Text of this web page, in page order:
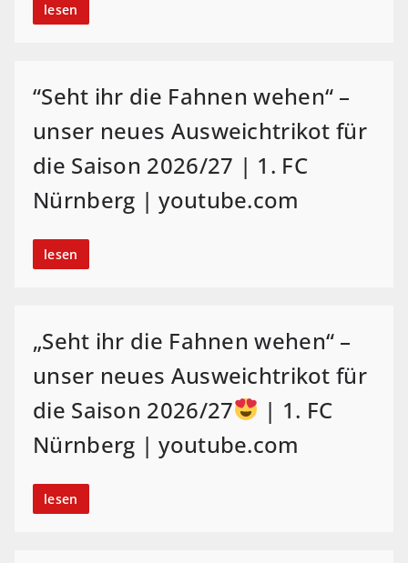
lesen
“Seht ihr die Fahnen wehen“ –
unser neues Ausweichtrikot für
die Saison 2026/27 | 1. FC
Nürnberg | youtube.com
lesen
„Seht ihr die Fahnen wehen“ –
unser neues Ausweichtrikot für
die Saison 2026/27
| 1. FC
Nürnberg | youtube.com
lesen